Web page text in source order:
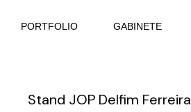
PORTFOLIO GABINETE
Stand JOP Delfim Ferreira